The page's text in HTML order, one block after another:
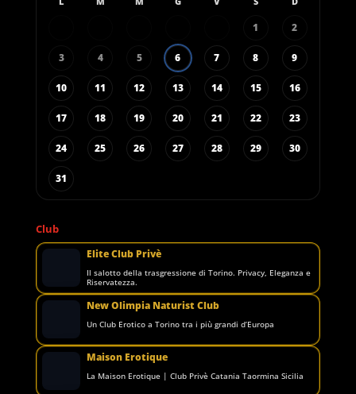
1 2
3 4 5 6 7 8 9
10 11 12 13 14 15 16
17 18 19 20 21 22 23
24 25 26 27 28 29 30
31
Club
Elite Club Privè
Il salotto della trasgressione di Torino. Privacy, Eleganza e
Riservatezza.
New Olimpia Naturist Club
Un Club Erotico a Torino tra i più grandi d’Europa
Maison Erotique
La Maison Erotique | Club Privè Catania Taormina Sicilia